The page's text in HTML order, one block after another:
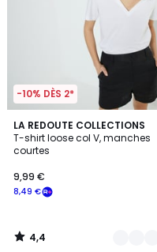
-10% DÈS 2*
LA REDOUTE COLLECTIONS
T-shirt loose col V, manches
courtes
€
souscrivez
notre
programme
8,49 €
9,99 €
4,4
/ 5
4
Couleurs
4,4
/